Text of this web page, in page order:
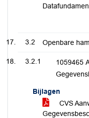
3.2 Openbare
3.2.1
1059465
Bijlagen
CVS